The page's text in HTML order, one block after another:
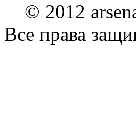
© 2012
Все права